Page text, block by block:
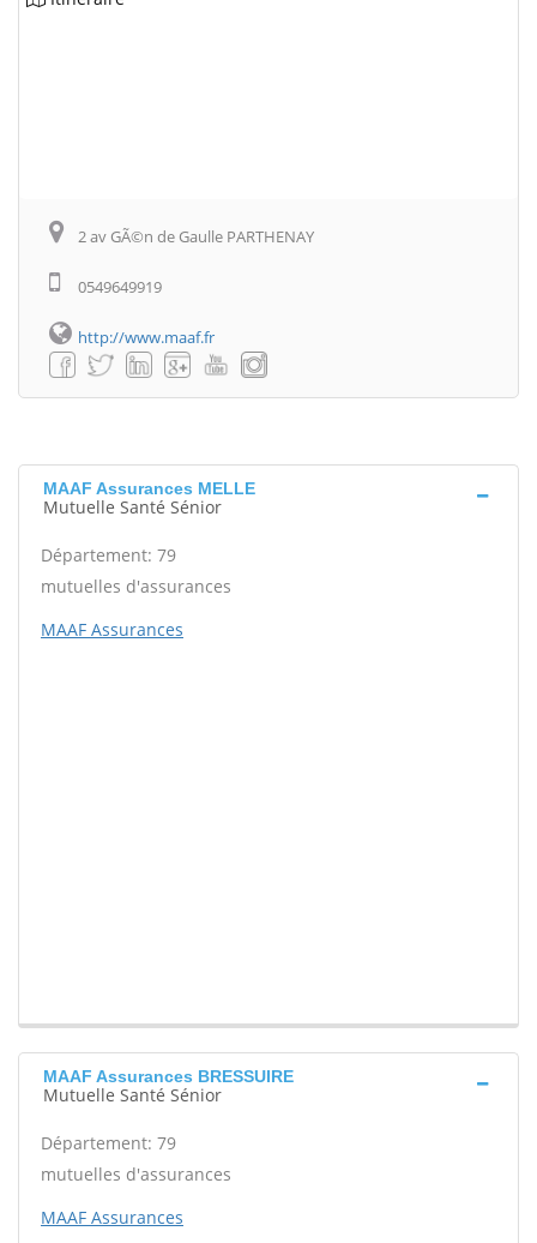
2 av GÃ©n de Gaulle PARTHENAY
0549649919
http://www.maaf.fr
MAAF Assurances MELLE
Mutuelle Santé Sénior
Département: 79
mutuelles d'assurances
MAAF Assurances
MAAF Assurances BRESSUIRE
Mutuelle Santé Sénior
Département: 79
mutuelles d'assurances
MAAF Assurances